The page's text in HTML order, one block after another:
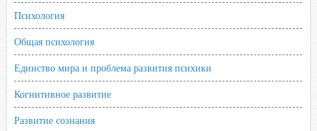
Психология
Общая психология
Единство мира и проблема развития психики
Когнитивное развитие
Развитие сознания